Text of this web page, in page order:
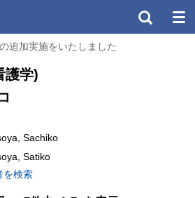
追加実施をいたしました
護学)
Sachiko
Satiko
を検索